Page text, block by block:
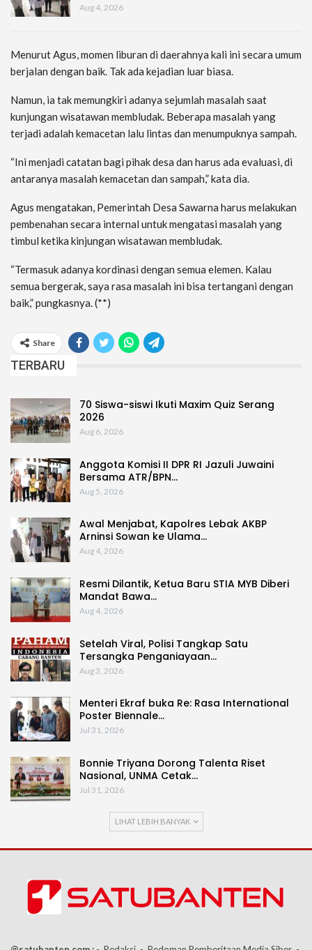
Aug 4, 2026
Menurut Agus, momen liburan di daerahnya kali ini secara umum
berjalan dengan baik. Tak ada kejadian luar biasa.
Namun, ia tak memungkiri adanya sejumlah masalah saat
kunjungan wisatawan membludak. Beberapa masalah yang
terjadi adalah kemacetan lalu lintas dan menumpuknya sampah.
“Ini menjadi catatan bagi pihak desa dan harus ada evaluasi, di
antaranya masalah kemacetan dan sampah,” kata dia.
Agus mengatakan, Pemerintah Desa Sawarna harus melakukan
pembenahan secara internal untuk mengatasi masalah yang
timbul ketika kinjungan wisatawan membludak.
“Termasuk adanya kordinasi dengan semua elemen. Kalau
semua bergerak, saya rasa masalah ini bisa tertangani dengan
baik,” pungkasnya. (**)
Share
TERBARU
70 Siswa-siswi Ikuti Maxim Quiz Serang
2026
Aug 6, 2026
Anggota Komisi II DPR RI Jazuli Juwaini
Bersama ATR/BPN…
Aug 5, 2026
Awal Menjabat, Kapolres Lebak AKBP
Arninsi Sowan ke Ulama…
Aug 4, 2026
Resmi Dilantik, Ketua Baru STIA MYB Diberi
Mandat Bawa…
Aug 4, 2026
Setelah Viral, Polisi Tangkap Satu
Tersangka Penganiayaan…
Aug 3, 2026
Menteri Ekraf buka Re: Rasa International
Poster Biennale…
Jul 31, 2026
Bonnie Triyana Dorong Talenta Riset
Nasional, UNMA Cetak…
Jul 31, 2026
LIHAT LEBIH BANYAK